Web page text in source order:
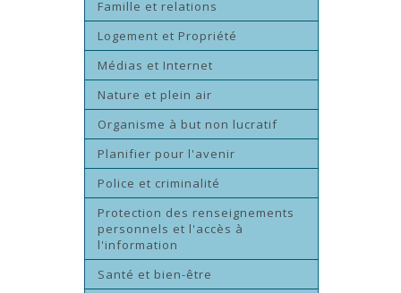
Famille et relations
Logement et Propriété
Médias et Internet
Nature et plein air
Organisme à but non lucratif
Planifier pour l'avenir
Police et criminalité
Protection des renseignements
personnels et l'accès à
l'information
Santé et bien-être